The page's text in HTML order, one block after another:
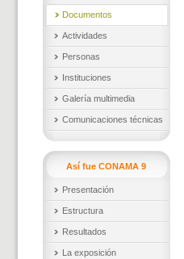
Documentos
Actividades
Personas
Instituciones
Galería multimedia
Comunicaciones técnicas
Así fue CONAMA 9
Presentación
Estructura
Resultados
La exposición